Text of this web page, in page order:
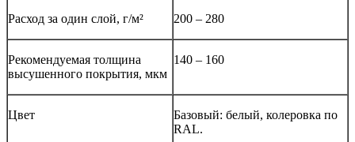
Расход за один слой, г/м² 200 – 280
Рекомендуемая толщина
высушенного покрытия, мкм
140 – 160
Цвет
Базовый: белый, колеровка по
RAL.